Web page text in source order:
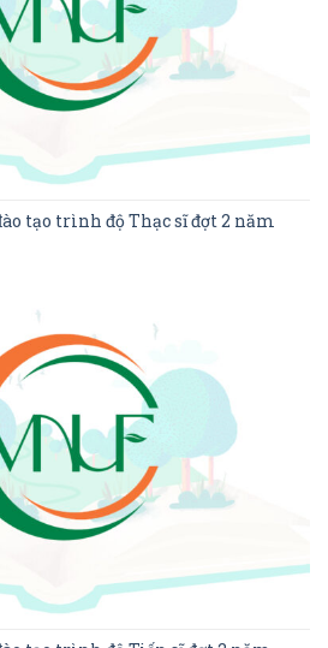
tạo trình độ Thạc sĩ đợt 2 năm